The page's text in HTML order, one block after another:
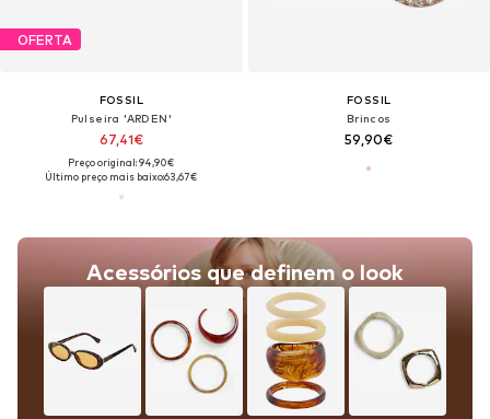
OFERTA
FOSSIL
Pulseira 'ARDEN'
67,41€
Preço original: 94,90€
Último preço mais baixo:63,67€
Acessórios que definem o look
FOSSIL
Brincos
59,90€